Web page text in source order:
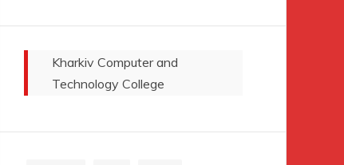
Kharkiv Computer and
Technology College